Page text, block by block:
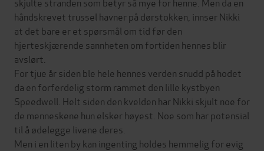
håndskrevet trussel havner på dørstokken, innser Nikki
at det bare er et spørsmål om tid før den
hjerteskjærende sannheten om fortiden hennes blir
avslørt.
For tjue år siden ble hele hennes verden snudd på hodet
da en forferdelig storm rammet den lille kystbyen
Speedwell. Helt siden den kvelden har Nikki skjult noe for
de menneskene hun elsker høyest. Noe som har potensial
til å ødelegge livene deres.
Men i en liten by kan ingenting holdes hemmelig for evig